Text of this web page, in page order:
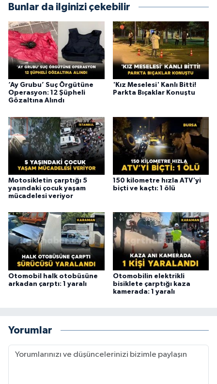
Bunlar da ilginizi çekebilir
‘Ay Grubu’ Suç Örgütüne
Operasyon: 12 Şüpheli
Gözaltına Alındı
'Kız Meselesi' Kanlı Bitti!
Parkta Bıçaklar Konuştu
Motosikletin çarptığı 5
yaşındaki çocuk yaşam
mücadelesi veriyor
150 kilometre hızla ATV'yi
biçti ve kaçtı: 1 ölü
Otomobil halk otobüsüne
arkadan çarptı: 1 yaralı
Otomobilin elektrikli
bisiklete çarptığı kaza
kamerada: 1 yaralı
Yorumlar